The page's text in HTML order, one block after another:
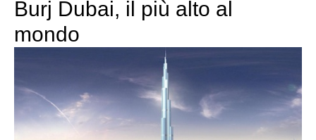
Burj Dubai, il più alto al
mondo